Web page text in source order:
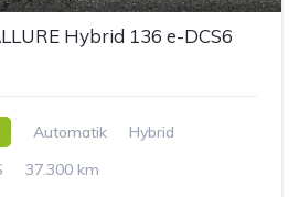
Hybrid 136 e-DCS6
Automatik
Hybrid
37.300 km